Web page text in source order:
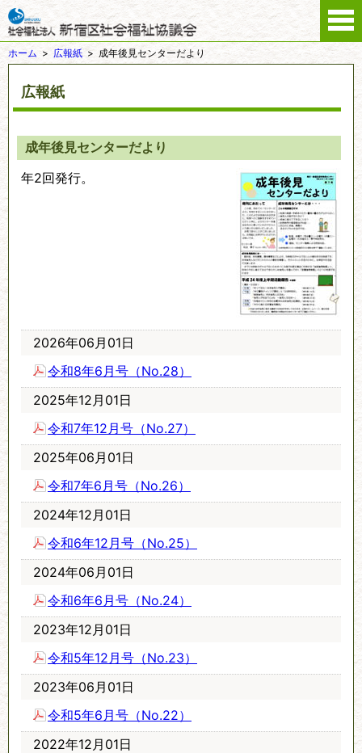
ホーム 広報紙 成年後見センターだより
広報紙
成年後見センターだより
年2回発行。
2026年06月01日
令和8年6月号（No.28）
2025年12月01日
令和7年12月号（No.27）
2025年06月01日
令和7年6月号（No.26）
2024年12月01日
令和6年12月号（No.25）
2024年06月01日
令和6年6月号（No.24）
2023年12月01日
令和5年12月号（No.23）
2023年06月01日
令和5年6月号（No.22）
2022年12月01日